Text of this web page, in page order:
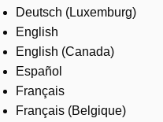
Contact us
Careers
Deutsch (Luxemburg)
English
English (Canada)
Español
Français
Français (Belgique)